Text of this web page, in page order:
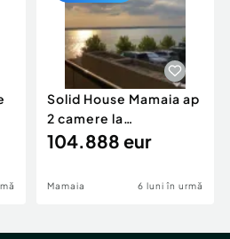
Solid House Mamaia ap
2 camere la
cheie,langa Mega
104.888 eur
Mamaia 6 luni în urmă